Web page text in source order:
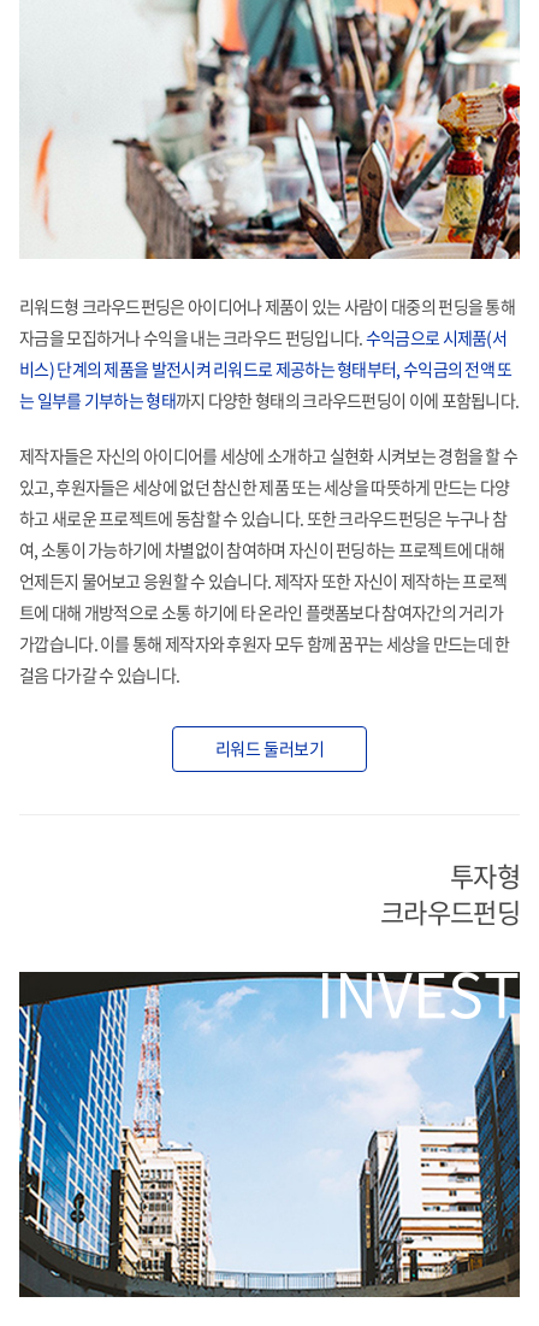
리워드형 크라우드펀딩은 아이디어나 제품이 있는 사람이 대중의 펀딩을 통해
자금을 모집하거나 수익을내는 크라우드 펀딩입니다. 수익금으로 시제품(서
비스)단계의 제품을 발전시켜 리워드로 제공하는 형태부터, 수익금의 전액 또
는 일부를 기부하는 형태까지 다양한형태의 크라우드펀딩이 이에 포함됩니다.
제작자들은 자신의 아이디어를 세상에 소개하고 실현화시켜보는 경험을 할 수
있고, 후원자들은 세상에 없던 참신한제품 또는 세상을 따뜻하게 만드는 다양
하고 새로운프로젝트에 동참할 수 있습니다. 또한 크라우드펀딩은 누구나참
여, 소통이 가능하기에 차별없이 참여하며 자신이 펀딩하는 프로젝트에 대해
언제든지 물어보고 응원할 수 있습니다. 제작자 또한 자신이 제작하는 프로젝
트에 대해 개방적으로 소통 하기에 타 온라인 플랫폼보다 참여자간의 거리가
가깝습니다. 이를 통해 제작자와 후원자 모두 함께 꿈꾸는 세상을 만드는데 한
걸음 다가갈 수 있습니다.
리워드 둘러보기
투자형
크라우드펀딩
INVEST